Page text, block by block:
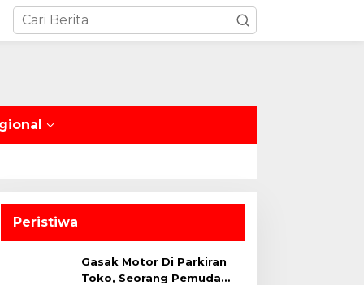
Peristiwa
Gasak Motor Di Parkiran
Toko, Seorang Pemuda